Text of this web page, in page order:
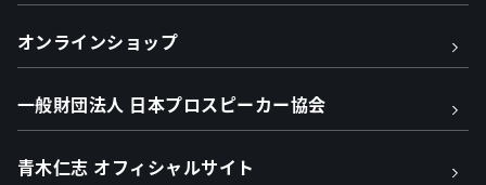
オンラインショップ
一般財団法人 日本プロスピーカー協会
青木仁志 オフィシャルサイト